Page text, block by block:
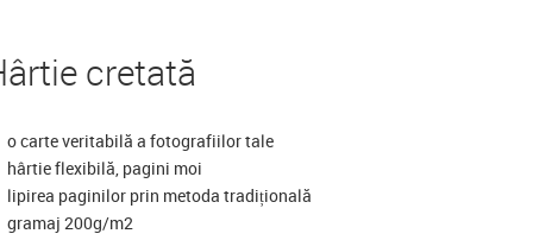
cretată
o carte veritabilă a fotografiilor tale
hârtie flexibilă, pagini moi
lipirea paginilor prin metoda tradițională
gramaj 200g/m2